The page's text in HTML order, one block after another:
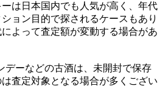
は日本国内でも人気が高く、年代
ョン目的で探されるケースもあり
よって査定額が変動する場合があ
デーなどの古酒は、未開封で保存
査定対象となる場合が多くござい